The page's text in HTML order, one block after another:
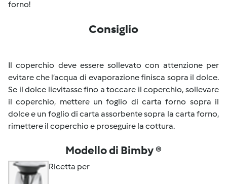
forno!
Consiglio
Il coperchio deve essere sollevato con attenzione per
evitare che l’acqua di evaporazione finisca sopra il dolce.
Se il dolce lievitasse fino a toccare il coperchio, sollevare
il coperchio, mettere un foglio di carta forno sopra il
dolce e un foglio di carta assorbente sopra la carta forno,
rimettere il coperchio e proseguire la cottura.
Modello di Bimby ®
Ricetta per